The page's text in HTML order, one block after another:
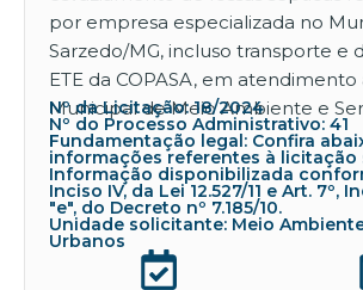
por empresa especializada no
Sarzedo/MG, incluso transporte e
ETE da COPASA, em atendimento
Municipal de Meio Ambiente e
Nº da Licitação: 18/2024
Nº do Processo Administrativo: 41
Fundamentação legal: Confira
informações referentes à licitação
Informação disponibilizada
Inciso IV, da Lei 12.527/11 e Art. 7º,
"e", do Decreto nº 7.185/10.
Unidade solicitante: Meio
Urbanos